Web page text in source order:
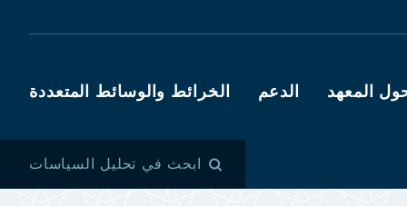
المعهد الدعم الخرائط والوسائط المتعددة
ابحث في تحليل السياسات